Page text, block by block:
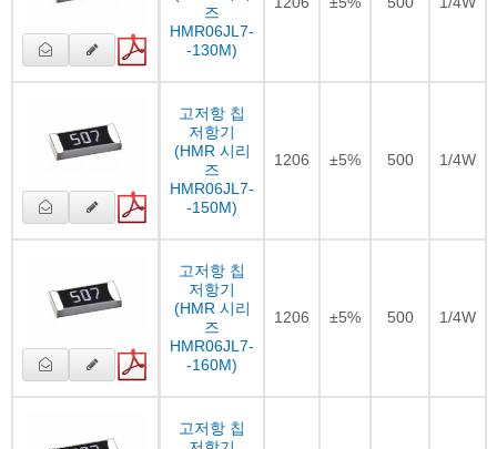
즈
HMR06JL7-
-130M)
고저항 칩
저항기
(HMR 시리
즈
HMR06JL7-
-150M)
1206 ±5% 500 1/4W
고저항 칩
저항기
(HMR 시리
즈
HMR06JL7-
-160M)
1206 ±5% 500 1/4W
고저항 칩